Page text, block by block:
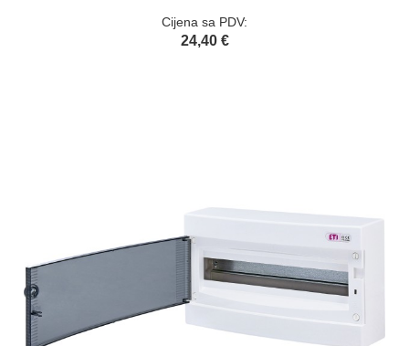
Cijena sa PDV:
24,40 €